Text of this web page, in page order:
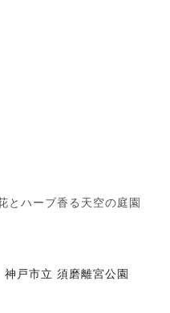
とハーブ香る天空の庭園
神戸市立 須磨離宮公園